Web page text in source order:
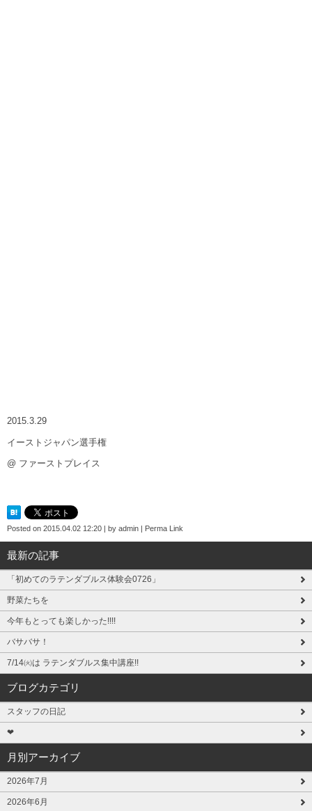
2015.3.29
イーストジャパン選手権
@ ファーストプレイス
Posted on 2015.04.02 12:20 | by admin | Perma Link
最新の記事
「初めてのラテンダブルス体験会0726」
野菜たちを
今年もとっても楽しかった!!!!
バサバサ！
7/14㈫は ラテンダブルス集中講座!!
ブログカテゴリ
スタッフの日記
❤
月別アーカイブ
2026年7月
2026年6月